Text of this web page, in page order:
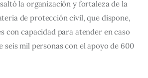
la organización y fortaleza de la
de protección civil, que dispone,
con capacidad para atender en caso
seis mil personas con el apoyo de 600